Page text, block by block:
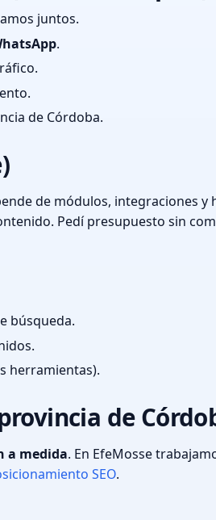
juntos.
.
de Córdoba.
de módulos, integraciones y
Pedí presupuesto sin
búsqueda.
herramientas).
de
a medida. En EfeMosse
SEO.